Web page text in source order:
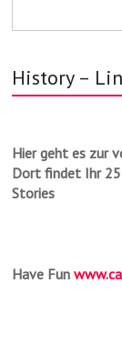
History –
Hier geht es zur
Dort findet Ihr 25
Stories
Have Fun